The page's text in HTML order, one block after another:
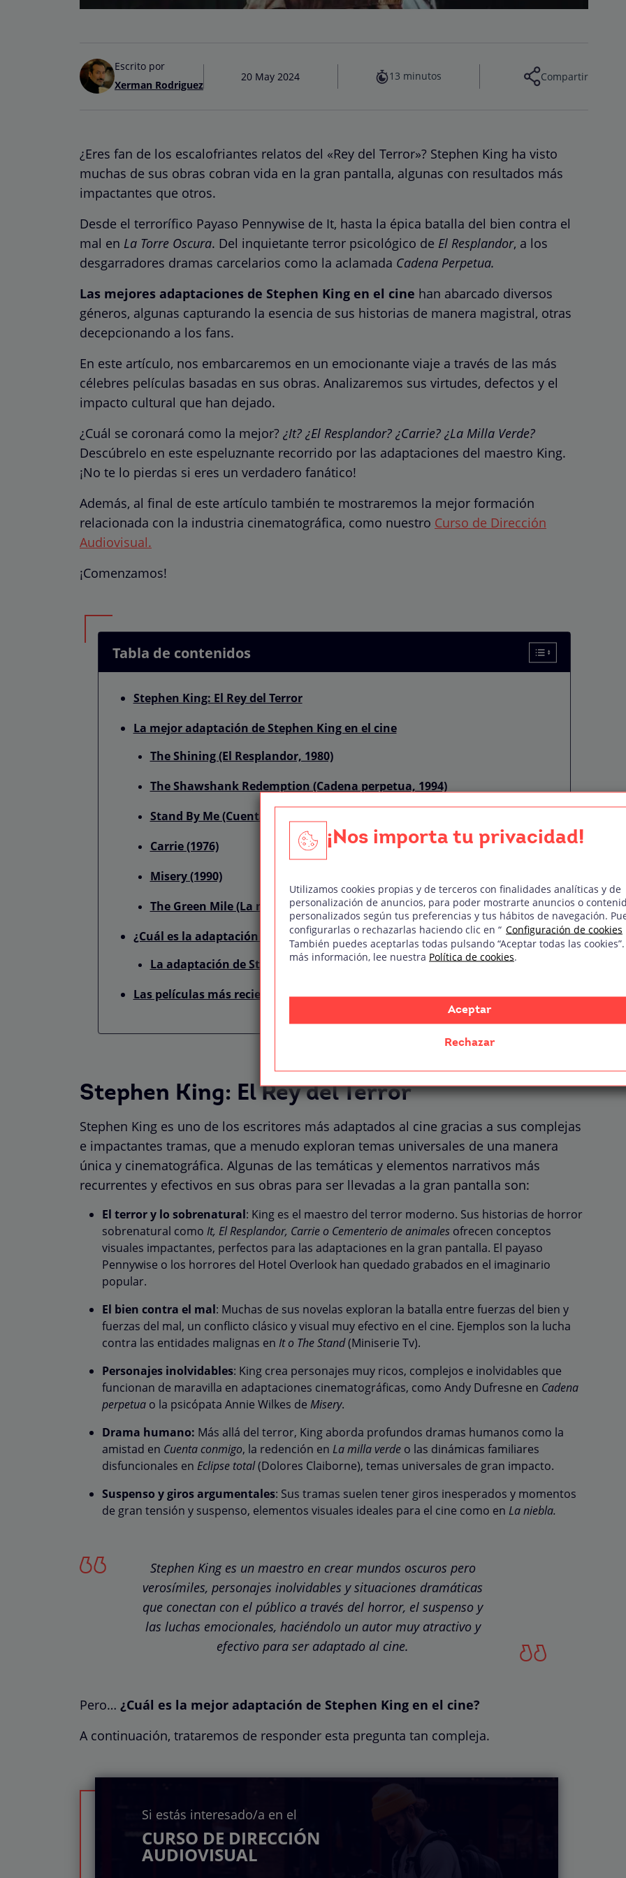
Escrito por
Xerman Rodriguez
20 May 2024 13 minutos Compartir
¿Eres fan de los escalofriantes relatos del «Rey del Terror»? Stephen King ha visto
muchas de sus obras cobran vida en la gran pantalla, algunas con resultados más
impactantes que otros.
Desde el terrorífico Payaso Pennywise de It, hasta la épica batalla del bien contra el
mal en La Torre Oscura. Del inquietante terror psicológico de El Resplandor, a los
desgarradores dramas carcelarios como la aclamada Cadena Perpetua.
Las mejores adaptaciones de Stephen King en el cine han abarcado diversos
géneros, algunas capturando la esencia de sus historias de manera magistral, otras
decepcionando a los fans.
En este artículo, nos embarcaremos en un emocionante viaje a través de las más
célebres películas basadas en sus obras. Analizaremos sus virtudes, defectos y el
impacto cultural que han dejado.
¿Cuál se coronará como la mejor? ¿It? ¿El Resplandor? ¿Carrie? ¿La Milla Verde?
Descúbrelo en este espeluznante recorrido por las adaptaciones del maestro King.
¡No te lo pierdas si eres un verdadero fanático!
Además, al final de este artículo también te mostraremos la mejor formación
relacionada con la industria cinematográfica, como nuestro Curso de Dirección
Audiovisual.
¡Comenzamos!
Tabla de contenidos
Stephen King: El Rey del Terror
La mejor adaptación de Stephen King en el cine
The Shining (El Resplandor, 1980)
The Shawshank Redemption (Cadena perpetua, 1994)
Stand By Me (Cuenta conmigo, 1986)
Carrie (1976)
Misery (1990)
The Green Mile (La milla verde, 1999)
¿Cuál es la adaptación más taquillera de Stephen King?
La adaptación de Stephen King mejor valorada por la crítica
Las películas más recientes basadas en una obra de Stephen King
Stephen King: El Rey del Terror
Stephen King es uno de los escritores más adaptados al cine gracias a sus complejas
e impactantes tramas, que a menudo exploran temas universales de una manera
única y cinematográfica. Algunas de las temáticas y elementos narrativos más
recurrentes y efectivos en sus obras para ser llevadas a la gran pantalla son:
El terror y lo sobrenatural: King es el maestro del terror moderno. Sus historias de horror
sobrenatural como It, El Resplandor, Carrie o Cementerio de animales ofrecen conceptos
visuales impactantes, perfectos para las adaptaciones en la gran pantalla. El payaso
Pennywise o los horrores del Hotel Overlook han quedado grabados en el imaginario
popular.
El bien contra el mal: Muchas de sus novelas exploran la batalla entre fuerzas del bien y
fuerzas del mal, un conflicto clásico y visual muy efectivo en el cine. Ejemplos son la lucha
contra las entidades malignas en It o The Stand(Miniserie Tv).
Personajes inolvidables: King crea personajes muy ricos, complejos e inolvidables que
funcionan de maravilla en adaptaciones cinematográficas, como Andy Dufresne en Cadena
perpetua o la psicópata Annie Wilkes de Misery.
Drama humano: Más allá del terror, King aborda profundos dramas humanos como la
amistad en Cuenta conmigo, la redención en La milla verde o las dinámicas familiares
disfuncionales en Eclipse total(Dolores Claiborne), temas universales de gran impacto.
Suspenso y giros argumentales: Sus tramas suelen tener giros inesperados y momentos
de gran tensión y suspenso, elementos visuales ideales para el cine como en La niebla.
Stephen King es un maestro en crear mundos oscuros pero
verosímiles, personajes inolvidables y situaciones dramáticas
que conectan con el público a través del horror, el suspenso y
las luchas emocionales, haciéndolo un autor muy atractivo y
efectivo para ser adaptado al cine.
Pero… ¿Cuál es la mejor adaptación de Stephen King en el cine?
A continuación, trataremos de responder esta pregunta tan compleja.
Si estás interesado/a en el
CURSO DE DIRECCIÓN
AUDIOVISUAL
¡Nos importa tu privacidad!
Utilizamos cookies propias y de terceros con finalidades analíticas y de
personalización de anuncios, para poder mostrarte anuncios o
personalizados según tus preferencias y tus hábitos de navegación.
configurarlas o rechazarlas haciendo clic en “ Configuración de cookies
También puedes aceptarlas todas pulsando “Aceptar todas las
más información, lee nuestra Política de cookies.
Aceptar
Rechazar